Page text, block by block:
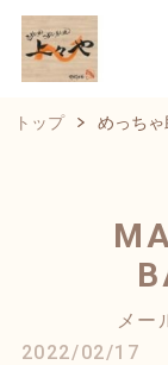
トップ めっちゃ
メー
2022/02/17